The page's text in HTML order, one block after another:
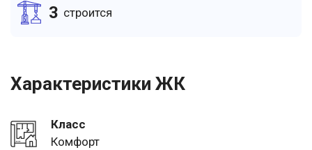
3 cтроится
Характеристики ЖК
Класс
Комфорт